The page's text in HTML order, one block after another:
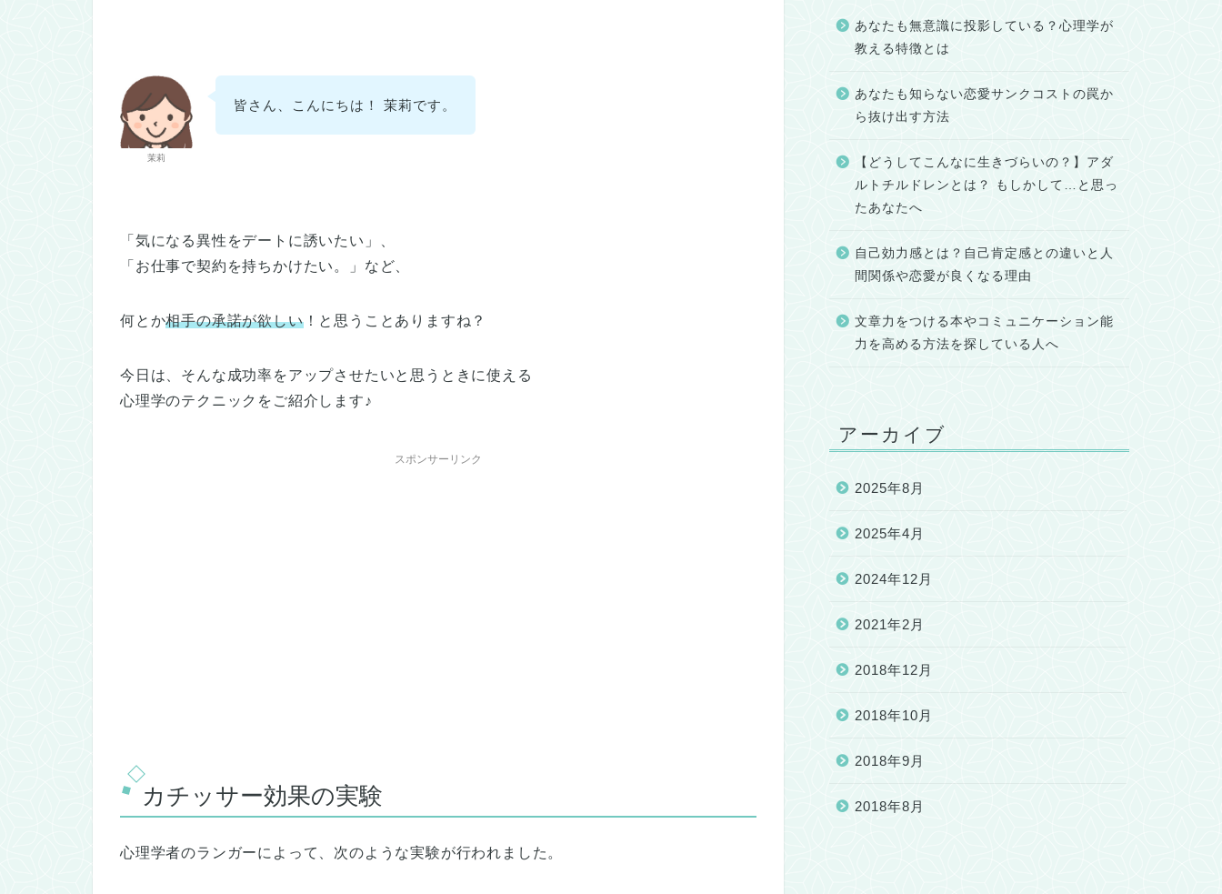
茉莉
皆さん、こんにちは！ 茉莉です。
「気になる異性をデートに誘いたい」、
「お仕事で契約を持ちかけたい。」など、
何とか相手の承諾が欲しい！と思うことありますね？
今日は、そんな成功率をアップさせたいと思うときに使える
心理学のテクニックをご紹介します♪
スポンサーリンク
カチッサー効果の実験
心理学者のランガーによって、次のような実験が行われました。
あなたも無意識に投影している？心理学が
教える特徴とは
あなたも知らない恋愛サンクコストの罠か
ら抜け出す方法
【どうしてこんなに生きづらいの？】アダ
ルトチルドレンとは？ もしかして…と思っ
たあなたへ
自己効力感とは？自己肯定感との違いと人
間関係や恋愛が良くなる理由
文章力をつける本やコミュニケーション能
力を高める方法を探している人へ
アーカイブ
2025年8月
2025年4月
2024年12月
2021年2月
2018年12月
2018年10月
2018年9月
2018年8月